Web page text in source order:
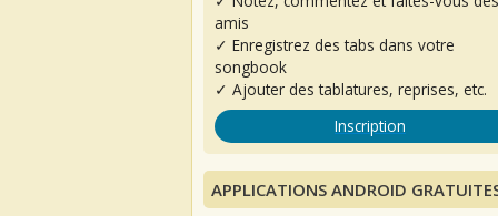
amis
✓ Enregistrez des tabs dans votre
songbook
✓ Ajouter des tablatures, reprises, etc.
Inscription
APPLICATIONS ANDROID